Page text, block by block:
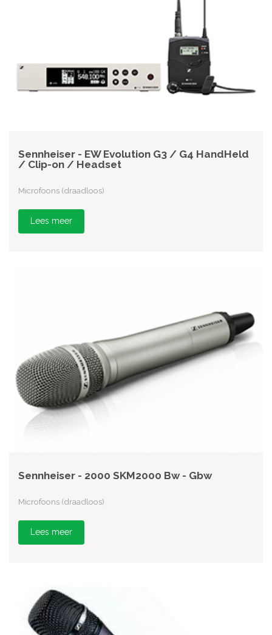
Sennheiser - EW Evolution G3 / G4 HandHeld
/ Clip-on / Headset
Microfoons (draadloos)
Lees meer
Sennheiser - 2000 SKM2000 Bw - Gbw
Microfoons (draadloos)
Lees meer